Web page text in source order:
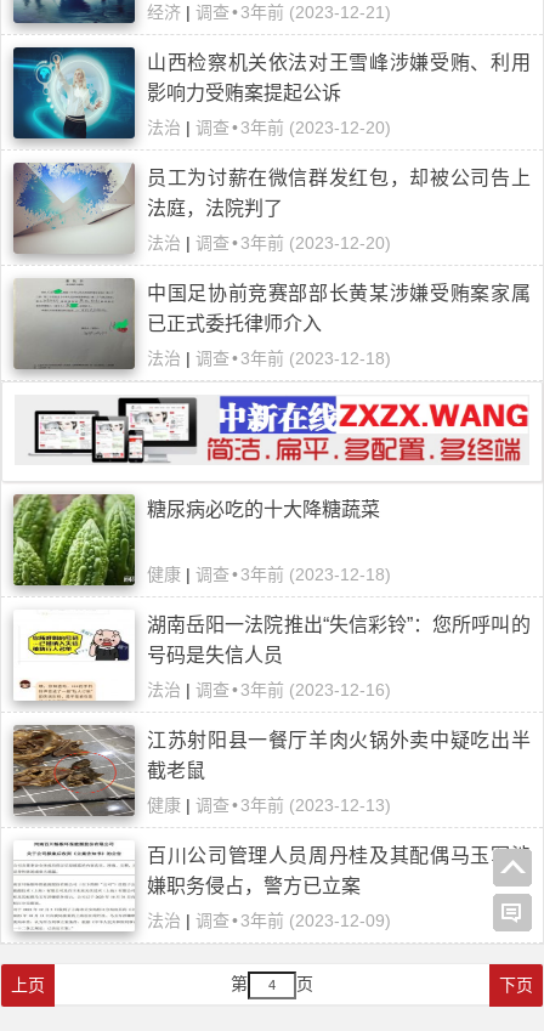
经济 | 调查•3年前 (2023-12-21)
山西检察机关依法对王雪峰涉嫌受贿、利用
影响力受贿案提起公诉
法治 | 调查•3年前 (2023-12-20)
员工为讨薪在微信群发红包，却被公司告上
法庭，法院判了
法治 | 调查•3年前 (2023-12-20)
中国足协前竞赛部部长黄某涉嫌受贿案家属
已正式委托律师介入
法治 | 调查•3年前 (2023-12-18)
糖尿病必吃的十大降糖蔬菜
健康 | 调查•3年前 (2023-12-18)
湖南岳阳一法院推出“失信彩铃”：您所呼叫的
号码是失信人员
法治 | 调查•3年前 (2023-12-16)
江苏射阳县一餐厅羊肉火锅外卖中疑吃出半
截老鼠
健康 | 调查•3年前 (2023-12-13)
百川公司管理人员周丹桂及其配偶马玉军涉
嫌职务侵占，警方已立案
法治 | 调查•3年前 (2023-12-09)
上页 第 页 下页